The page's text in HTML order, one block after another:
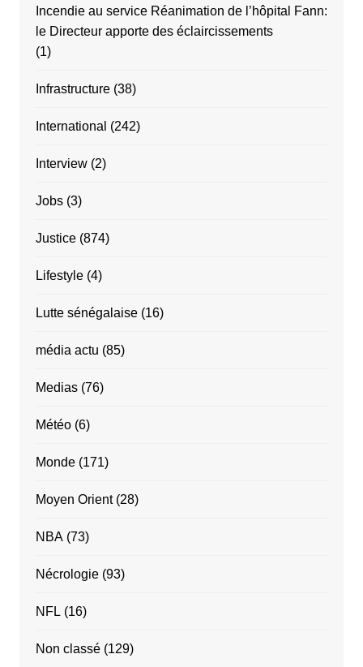
Incendie au service Réanimation de l’hôpital Fann:
le Directeur apporte des éclaircissements
(1)
Infrastructure(38)
International (242)
Interview(2)
Jobs(3)
Justice(874)
Lifestyle(4)
Lutte sénégalaise(16)
média actu (85)
Medias(76)
Météo(6)
Monde(171)
Moyen Orient(28)
NBA(73)
Nécrologie(93)
NFL (16)
Non classé(129)